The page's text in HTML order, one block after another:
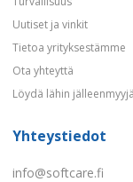
Uutiset ja vinkit
Tietoa yrityksestämme
Ota yhteyttä
Löydä lähin jälleenmyyjä
Yhteystiedot
info@softcare.fi